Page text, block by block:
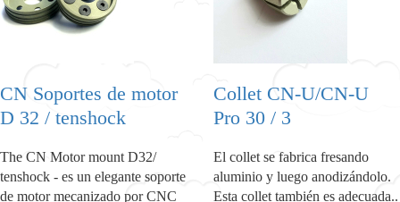
CN Soportes de motor
D 32 / tenshock
The CN Motor mount D32/
tenshock - es un elegante soporte
de motor mecanizado por CNC
Collet CN-U/CN-U
Pro 30 / 3
El collet se fabrica fresando
aluminio y luego anodizándolo.
Esta collet también es adecuada..